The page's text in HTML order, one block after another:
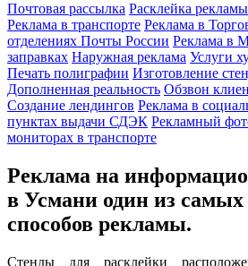
Почтовая рассылка Расклейка рекламы
Реклама в транспорте Реклама в
отделениях Почты России Реклама в
заправках Наружная реклама Услуги
Печать полиграфии Изготовление
Дополненная реальность Обзвон
Создание лендингов Реклама в
пунктах выдачи СДЭК Рекламный
мониторах в транспорте
Реклама на
в Усмани один из самых
способов рекламы.
Стенды для расклейки